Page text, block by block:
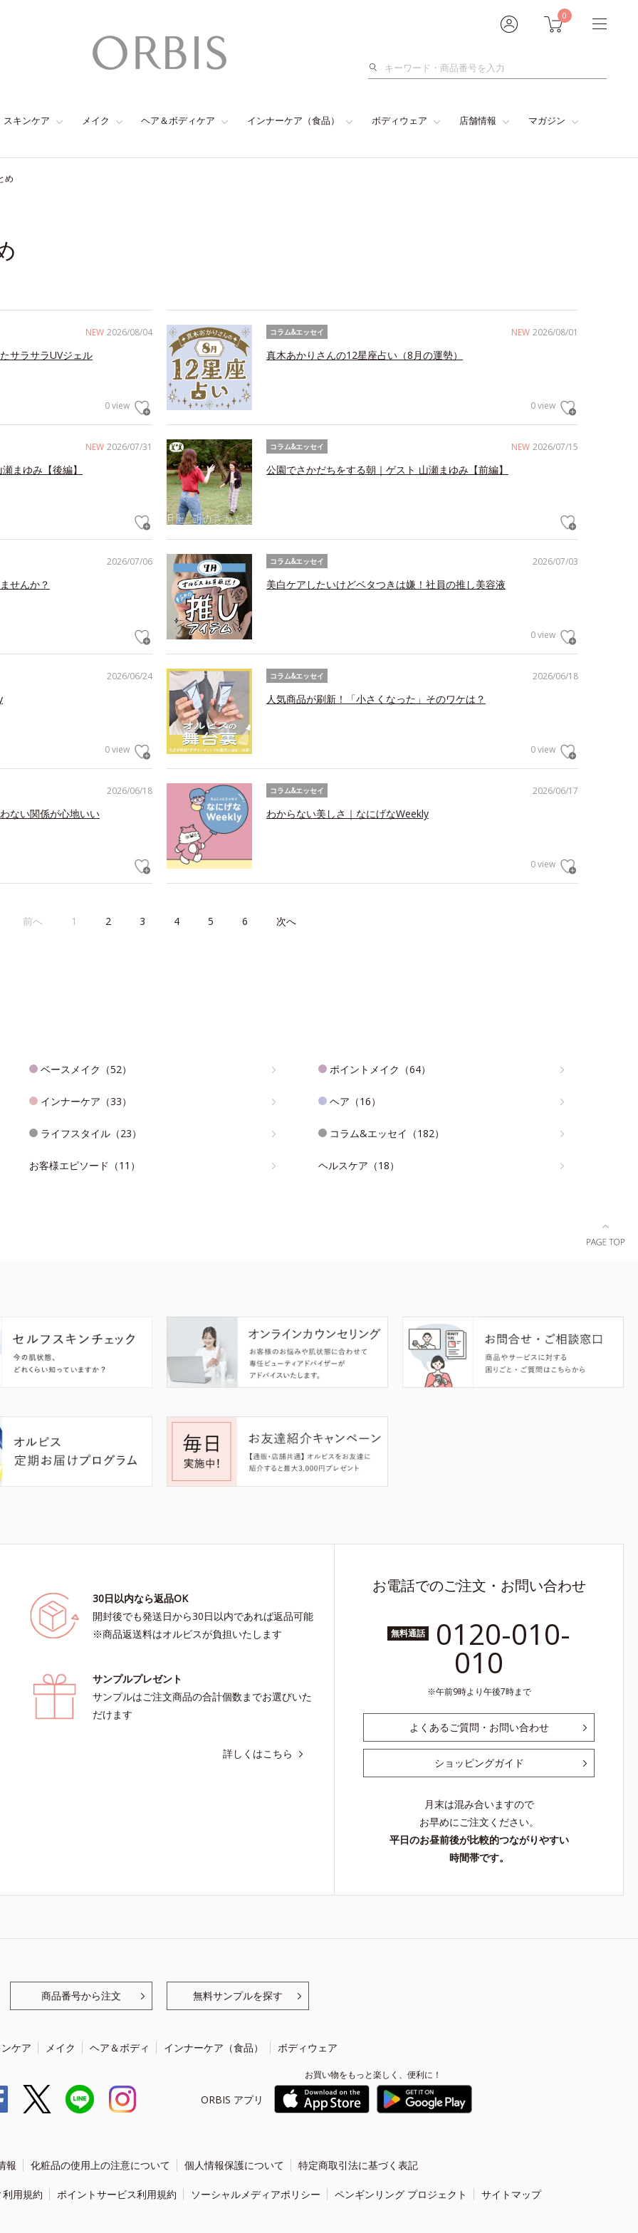
0
検
スキンケア メイク ヘア＆ボディケア インナーケア（食品） ボディウェア 店舗情報 マガジン
め
NEW 2026/08/04
サラサラUVジェル
0 view
NEW 2026/08/01
コラム&エッセイ
真木あかりさんの12星座占い（8月の運勢）
0 view
NEW 2026/07/31
まゆみ【後編】
NEW 2026/07/15
コラム&エッセイ
公園でさかだちをする朝｜ゲスト 山瀬まゆみ【前編】
2026/07/06
せんか？
2026/07/03
コラム&エッセイ
美白ケアしたいけどベタつきは嫌！社員の推し美容液
0 view
2026/06/24
0 view
2026/06/18
コラム&エッセイ
人気商品が刷新！「小さくなった」そのワケは？
0 view
2026/06/18
ない関係が心地いい
2026/06/17
コラム&エッセイ
わからない美しさ｜なにげなWeekly
0 view
前へ 1 2 3 4 5 6 次へ
ベースメイク（52） ポイントメイク（64）
インナーケア（33） ヘア（16）
ライフスタイル（23） コラム&エッセイ（182）
お客様エピソード（11） ヘルスケア（18）
30日以内なら返品OK
開封後でも発送日から30日以内であれば返品可能
※商品返送料はオルビスが負担いたします
サンプルプレゼント
サンプルはご注文商品の合計個数までお選びいた
だけます
詳しくはこちら
お電話でのご注文・お問い合わせ
無料通話 0120-010-
010
午前9時より午後7時まで
よくあるご質問・お問い合わせ
ショッピングガイド
月末は混み合いますので
お早めにご注文ください。
平日のお昼前後が比較的つながりやすい
時間帯です。
商品番号から注文 無料サンプルを探す
ケア メイク ヘア＆ボディ インナーケア（食品） ボディウェア
ORBIS アプリ
お買い物をもっと楽しく、便利に！
報 化粧品の使用上の注意について 個人情報保護について 特定商取引法に基づく表記
用規約 ポイントサービス利用規約 ソーシャルメディアポリシー ペンギンリング プロジェクト サイトマップ